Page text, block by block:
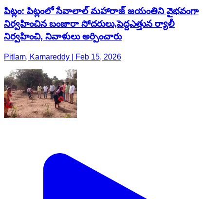
పిట్లం: పిట్లంలో సేవాలాల్ మహారాజ్ జయంతిని వైభవంగా
నిర్వహించిన బంజారా సోదరులు,పెద్దఎత్తున ర్యాలీ
నిర్వహించి, నివాళులు అర్పించారు
Pitlam, Kamareddy | Feb 15, 2026